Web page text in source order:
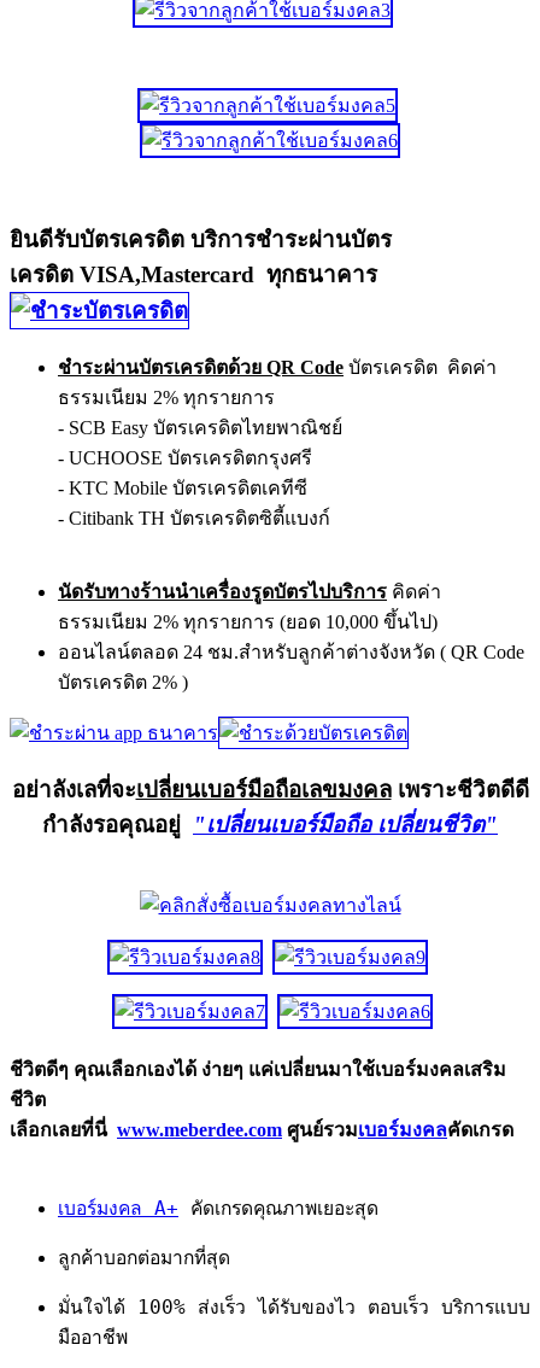
ยินดีรับบัตรเครดิต บริการชำระผ่านบัตร
เครดิต VISA,Mastercard ทุกธนาคาร
ชำระผ่านบัตรเครดิตด้วย QR Code บัตรเครดิต คิดค่า
ธรรมเนียม 2% ทุกรายการ
- SCB Easy บัตรเครดิตไทยพาณิชย์
- UCHOOSE บัตรเครดิตกรุงศรี
- KTC Mobile บัตรเครดิตเคทีซี
- Citibank TH บัตรเครดิตซิตี้แบงก์
นัดรับทางร้านนำเครื่องรูดบัตรไปบริการ คิดค่า
ธรรมเนียม 2% ทุกรายการ (ยอด 10,000 ขึ้นไป)
ออนไลน์ตลอด 24 ชม.สำหรับลูกค้าต่างจังหวัด ( QR Code
บัตรเครดิต 2% )
อย่าลังเลที่จะเปลี่ยนเบอร์มือถือเลขมงคลเพราะชีวิตดีดี
กำลังรอคุณอยู่
"เปลี่ยนเบอร์มือถือ เปลี่ยนชีวิต"
ชีวิตดีๆ คุณเลือกเองได้ ง่ายๆ แค่เปลี่ยนมาใช้เบอร์มงคลเสริม
ชีวิต
เลือกเลยที่นี่ www.meberdee.com ศูนย์รวมเบอร์มงคลคัดเกรด
เบอร์มงคล A+ คัดเกรดคุณภาพเยอะสุด
ลูกค้าบอกต่อมากที่สุด
มั่นใจได้ 100% ส่งเร็ว ได้รับของไว ตอบเร็ว บริการแบบ
มืออาชีพ